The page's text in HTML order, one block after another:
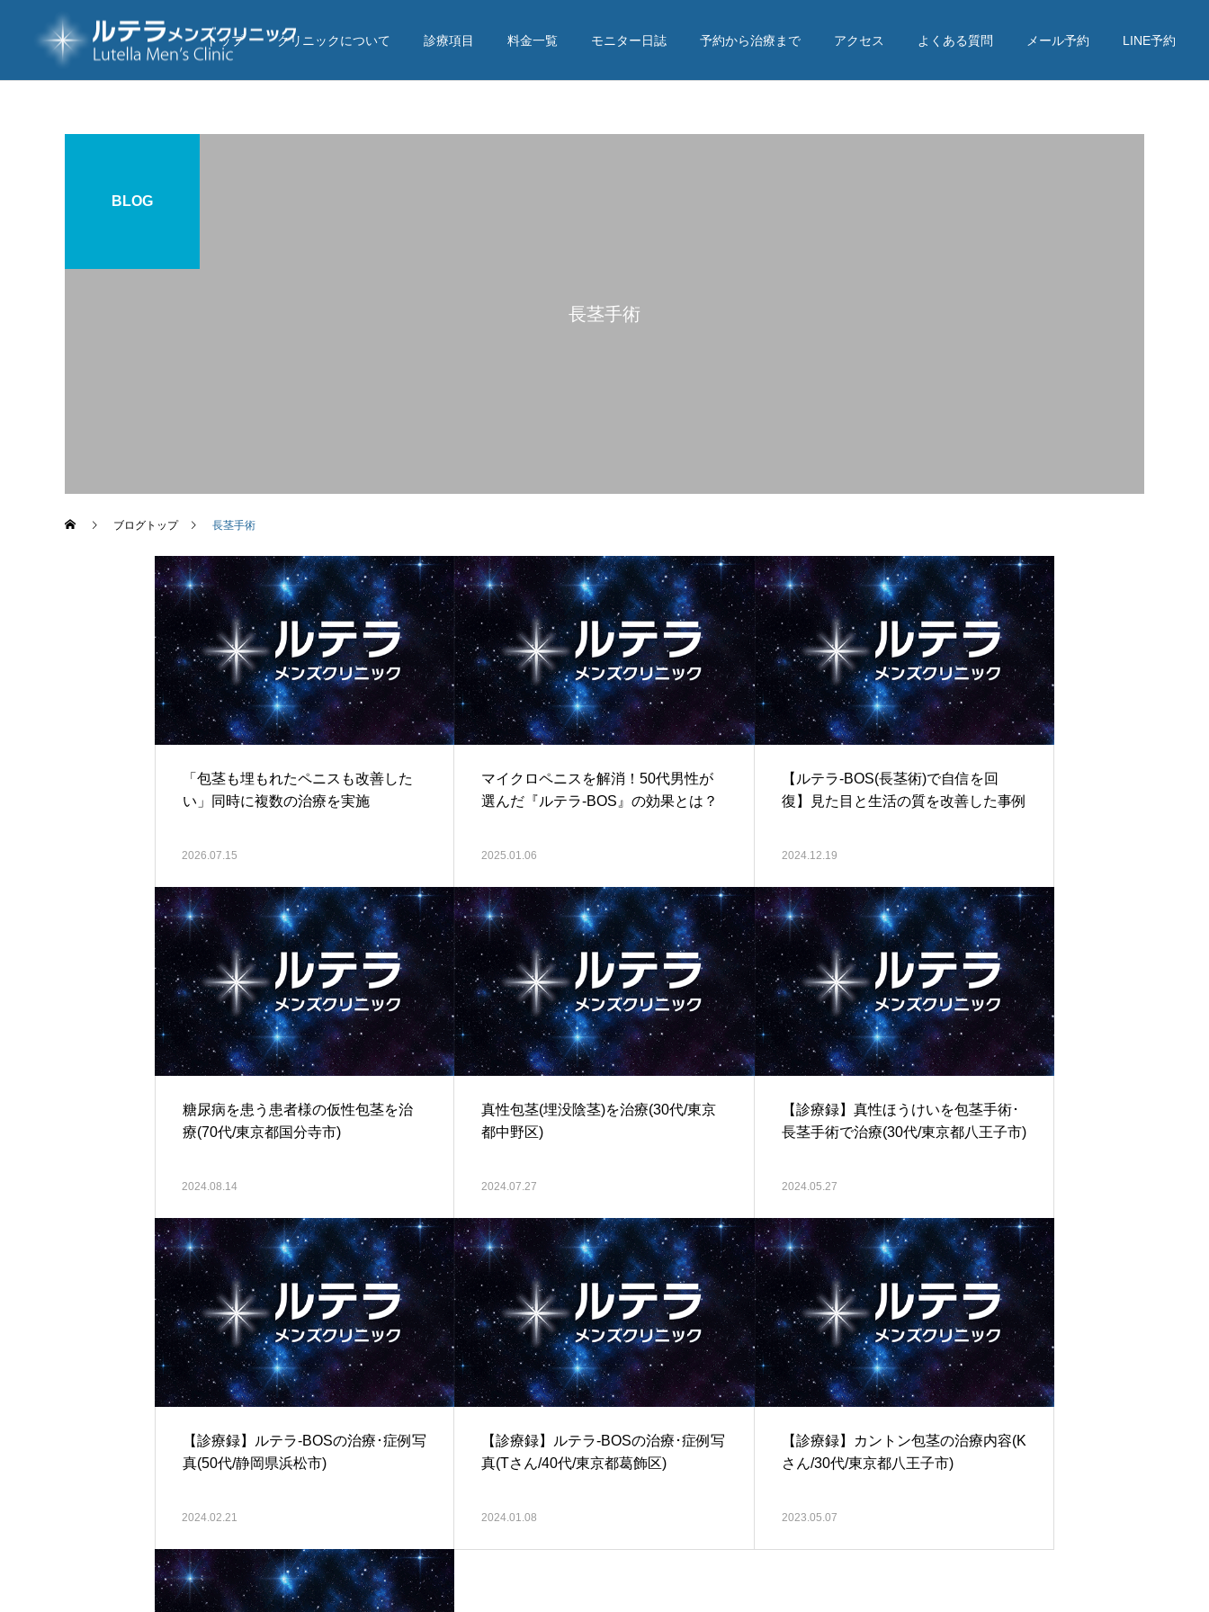
トップ クリニックについて 診療項目 料金一覧 モニター日誌 予約から治療まで アクセス よくある質問 メール予約 LINE予約
詳細を見る
長茎手術
BLOG
ブログトップ 長茎手術
「包茎も埋もれたペニスも改善した
い」同時に複数の治療を実施
2026.07.15
マイクロペニスを解消！50代男性が
選んだ『ルテラ-BOS』の効果とは？
2025.01.06
【ルテラ-BOS(長茎術)で自信を回
復】見た目と生活の質を改善した事例
2024.12.19
糖尿病を患う患者様の仮性包茎を治
療(70代/東京都国分寺市)
2024.08.14
真性包茎(埋没陰茎)を治療(30代/東京
都中野区)
2024.07.27
【診療録】真性ほうけいを包茎手術･
長茎手術で治療(30代/東京都八王子市)
2024.05.27
【診療録】ルテラ-BOSの治療･症例写
真(50代/静岡県浜松市)
2024.02.21
【診療録】ルテラ-BOSの治療･症例写
真(Tさん/40代/東京都葛飾区)
2024.01.08
【診療録】カントン包茎の治療内容(K
さん/30代/東京都八王子市)
2023.05.07